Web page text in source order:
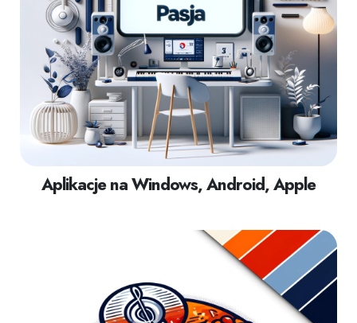
Aplikacje na Windows, Android, Apple